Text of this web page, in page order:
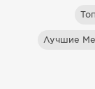
Лучшие